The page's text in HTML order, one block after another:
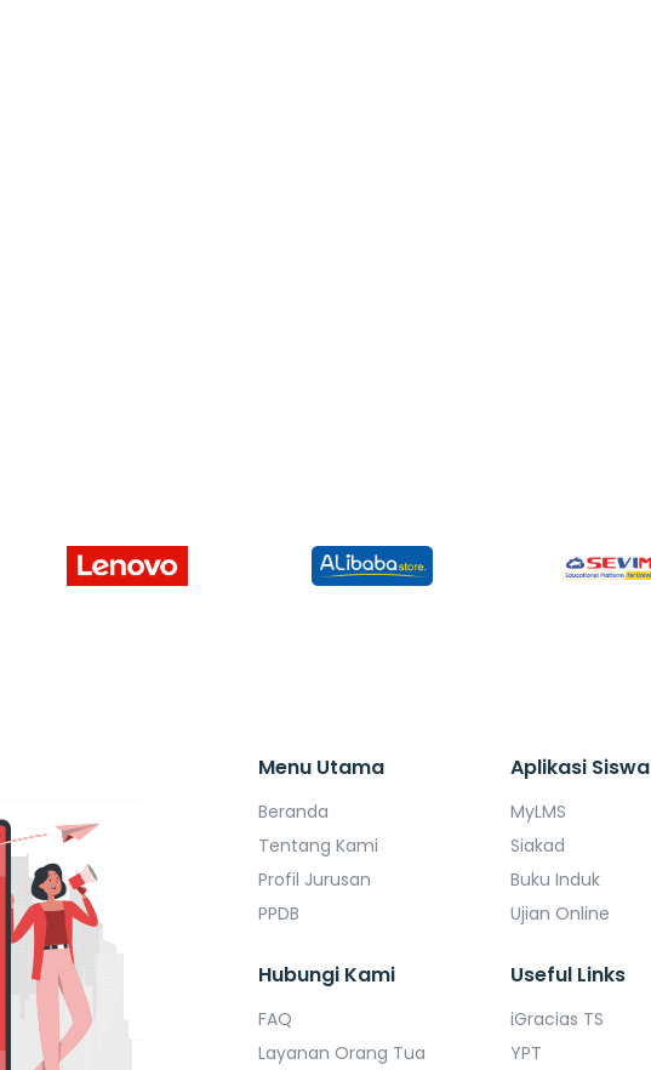
Menu Utama
Beranda
Tentang Kami
Profil Jurusan
PPDB
Hubungi Kami
FAQ
Layanan Orang Tua
Aplikasi Siswa
MyLMS
Siakad
Buku Induk
Ujian Online
Useful Links
iGracias TS
YPT